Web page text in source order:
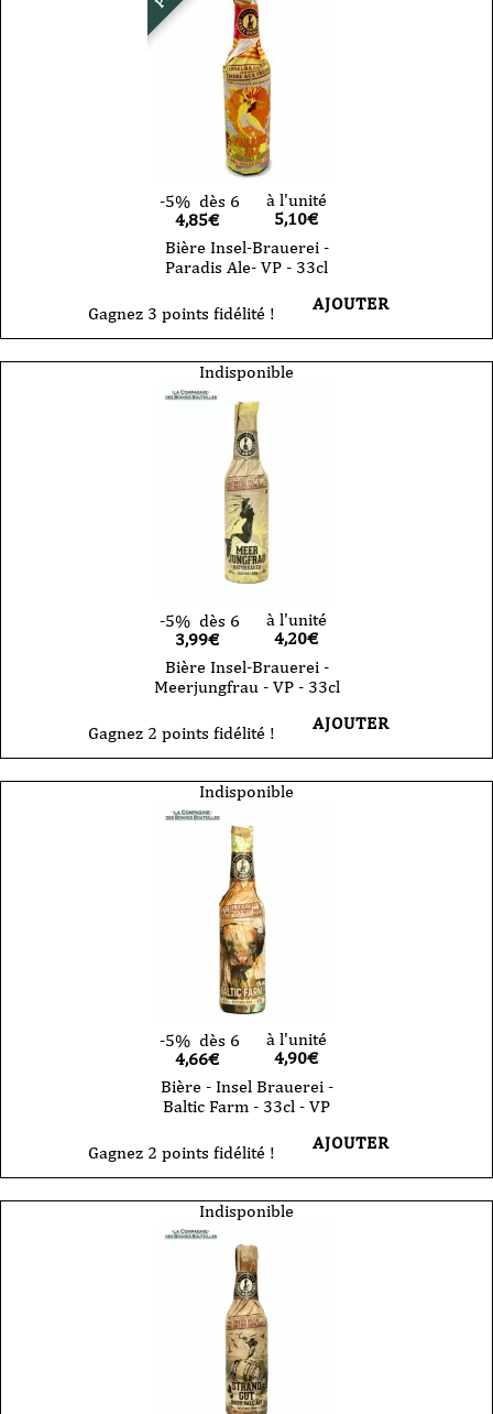
-5% dès 6
4,85€
à l'unité
5,10€
Bière Insel-Brauerei -
Paradis Ale- VP - 33cl
Gagnez 3 points fidélité ! AJOUTER
Indisponible
-5% dès 6
3,99€
à l'unité
4,20€
Bière Insel-Brauerei -
Meerjungfrau - VP - 33cl
Gagnez 2 points fidélité ! AJOUTER
Indisponible
-5% dès 6
4,66€
à l'unité
4,90€
Bière - Insel Brauerei -
Baltic Farm - 33cl - VP
Gagnez 2 points fidélité ! AJOUTER
Indisponible